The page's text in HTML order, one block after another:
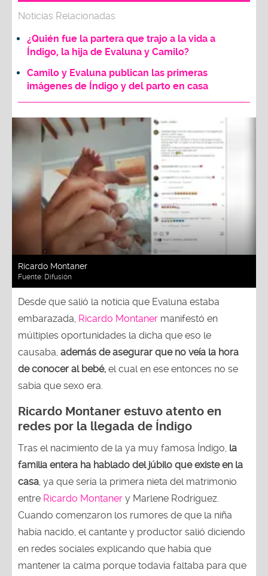
Noticias Relacionadas
¿Quién fue la partera que trajo a la vida a
Índigo, la hija de Evaluna y Camilo?
Camilo y Evaluna publican las primeras
imágenes de Índigo y del parto en casa
Ricardo Montaner
Fuente: Difusión
Desde que salió la noticia que Evaluna estaba
embarazada, Ricardo Montaner manifestó en
múltiples oportunidades la dicha que eso le
causaba, además de asegurar que no veía la hora
de conocer al bebé, el cual en ese entonces no se
sabía que sexo era.
Ricardo Montaner estuvo atento en
redes por la llegada de Índigo
Tras el nacimiento de la ya muy famosa Índigo, la
familia entera ha hablado del júbilo que existe en la
casa, ya que sería la primera nieta del matrimonio
entre Ricardo Montaner y Marlene Rodríguez.
Cuando comenzaron los rumores de que la niña
había nacido, el cantante y productor salió diciendo
en redes sociales explicando que había que
mantener la calma porque todavía faltaba para que